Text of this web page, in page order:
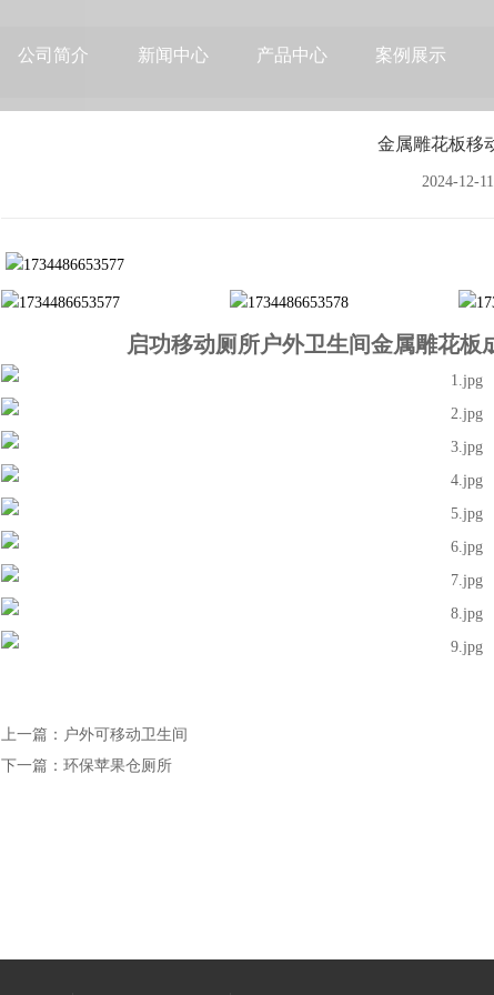
公司简介 新闻中心 产品中心 案例展示
金属雕花板移
2024-12-11
启功移动厕所户外卫生间金属雕花板
上一篇：户外可移动卫生间
下一篇：环保苹果仓厕所